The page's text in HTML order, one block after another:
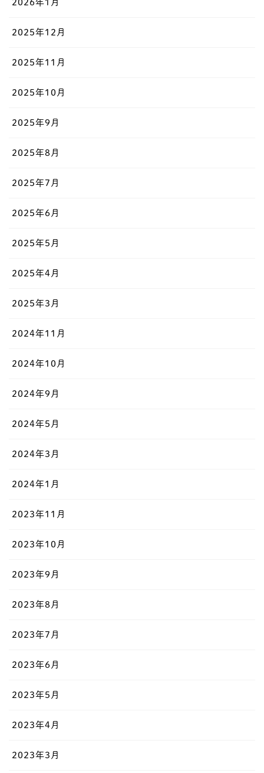
2026年1月
2025年12月
2025年11月
2025年10月
2025年9月
2025年8月
2025年7月
2025年6月
2025年5月
2025年4月
2025年3月
2024年11月
2024年10月
2024年9月
2024年5月
2024年3月
2024年1月
2023年11月
2023年10月
2023年9月
2023年8月
2023年7月
2023年6月
2023年5月
2023年4月
2023年3月